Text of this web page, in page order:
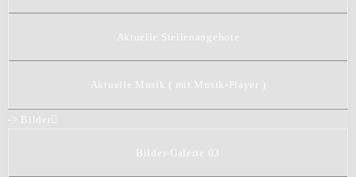
Aktuelle Stellenangebote
Aktuelle Musik ( mit Musik-Player )
-> Bilder
Bilder-Galerie 03